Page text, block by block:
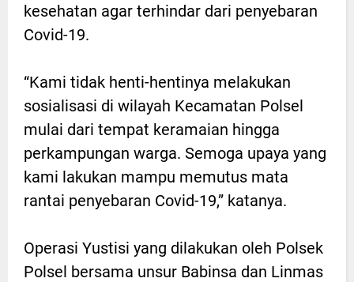
kesehatan agar terhindar dari penyebaran
Covid-19.
“Kami tidak henti-hentinya melakukan
sosialisasi di wilayah Kecamatan Polsel
mulai dari tempat keramaian hingga
perkampungan warga. Semoga upaya yang
kami lakukan mampu memutus mata
rantai penyebaran Covid-19,” katanya.
Operasi Yustisi yang dilakukan oleh Polsek
Polsel bersama unsur Babinsa dan Linmas